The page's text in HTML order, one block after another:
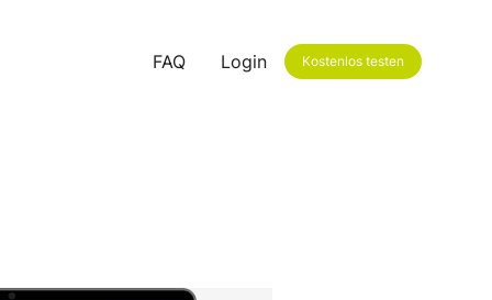
FAQ Login Kostenlos testen